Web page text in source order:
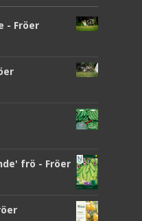
- Fröer
frö - Fröer